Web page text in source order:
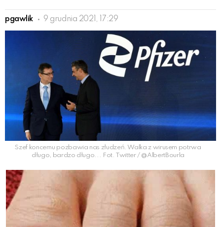
pgawlik 9 grudnia 2021, 17:29
Szef koncernu pozbawia nas złudzeń. Walka z wirusem potrwa
długo, bardzo długo... Fot. Twitter / @AlbertBourla